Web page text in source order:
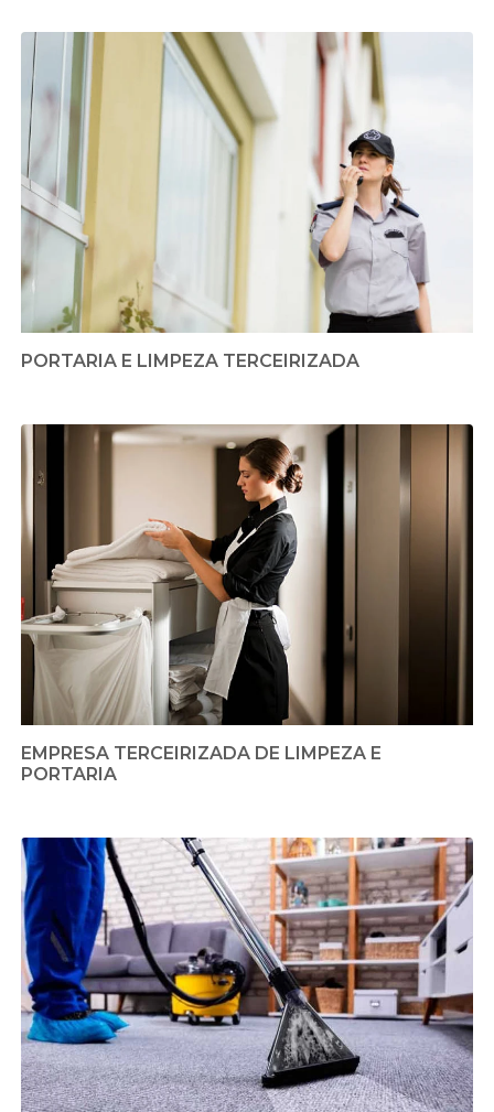
PORTARIA E LIMPEZA TERCEIRIZADA
EMPRESA TERCEIRIZADA DE LIMPEZA E
PORTARIA